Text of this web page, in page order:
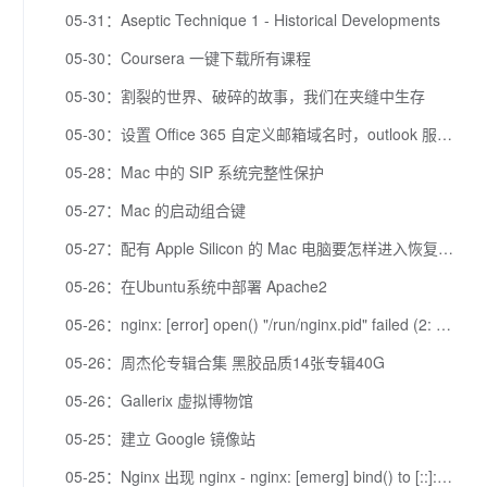
05-31：Aseptic Technique 1 - Historical Developments
05-30：Coursera 一键下载所有课程
05-30：割裂的世界、破碎的故事，我们在夹缝中生存
05-30：设置 Office 365 自定义邮箱域名时，outlook 服务器无法查询到DNS记录的解决方案
05-28：Mac 中的 SIP 系统完整性保护
05-27：Mac 的启动组合键
05-27：配有 Apple Silicon 的 Mac 电脑要怎样进入恢复模式
05-26：在Ubuntu系统中部署 Apache2
05-26：nginx: [error] open() "/run/nginx.pid" failed (2: No such file or directory) 解决办法
05-26：周杰伦专辑合集 黑胶品质14张专辑40G
05-26：Gallerix 虚拟博物馆
05-25：建立 Google 镜像站
05-25：Nginx 出现 nginx - nginx: [emerg] bind() to [::]:80 failed (98: Address already in use) 的解决办法